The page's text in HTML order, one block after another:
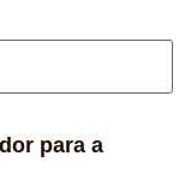
para a